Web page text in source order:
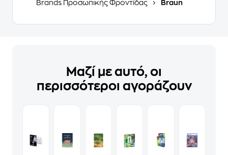
Brands Προσωπικής Φροντίδας
Braun
Μαζί με αυτό, οι
περισσότεροι αγοράζουν